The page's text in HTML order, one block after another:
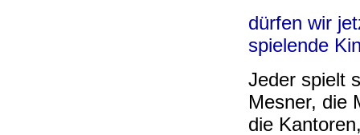
dürfen wir
spielende
Jeder spielt
Mesner, die
die